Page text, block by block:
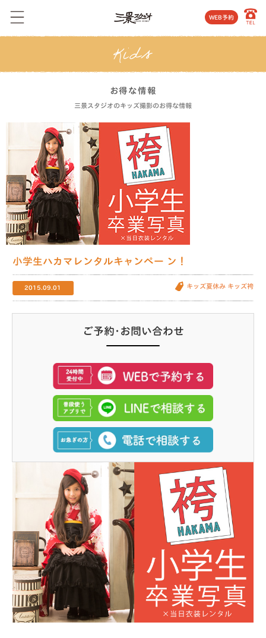
WEB予約
お得な情報
三景スタジオのキッズ撮影のお得な情報
小学生ハカマレンタルキャンペー ン！
2015.09.01 キッズ夏休み キッズ袴
ご予約･お問い合わせ